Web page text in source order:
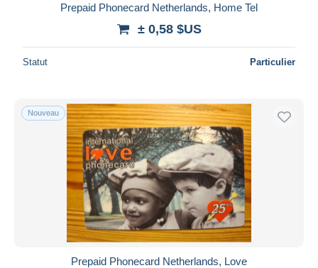
Prepaid Phonecard Netherlands, Home Tel
± 0,58 $US
Statut Particulier
Nouveau
Prepaid Phonecard Netherlands, Love